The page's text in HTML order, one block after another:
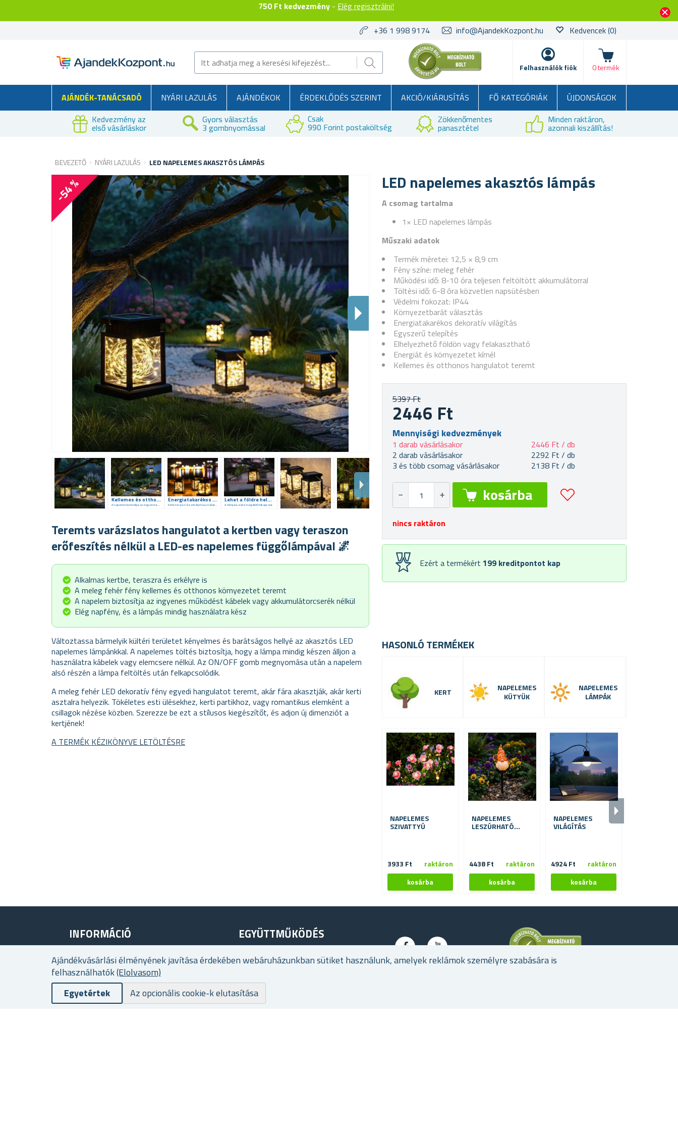
750 Ft kedvezmény - Elég regisztrálni!
Ajándékvásárlási élményének javítása érdekében webáruházunkban sütiket használunk, amelyek reklámok személyre szabására is
felhasználhatók(Elolvasom)
Egyetértek
Az opcionális cookie-k elutasítása
+36 1 998 9174 info@AjandekKozpont.hu Kedvencek(0)
Felhasználók fiók
kosár
0 termék
AJÁNDÉK-TANÁCSADÓ NYÁRI LAZULÁS AJÁNDÉKOK ÉRDEKLŐDÉS SZERINT AKCIÓ/KIÁRUSÍTÁS FŐ KATEGÓRIÁK
ÚJDONSÁGOK
Kedvezmény az
első vásárláskor
Gyors választás
3 gombnyomással
Csak
990 Forint postaköltség
Zökkenőmentes
panasztétel
Minden raktáron,
azonnali kiszállítás!
BEVEZETŐ NYÁRI LAZULÁS LED NAPELEMES AKASZTÓS LÁMPÁS
LED napelemes akasztós lámpás
-54 %
Kellemes és otthonos környezet
A napelem biztosítja az ingyenes működést
Energiatakarékos dekoratív világítás
Kerti, teraszi és erkélyi használatra is alkalmas.
Lehet a földre helyezni vagy felakasztani
A lámpás este magától felkapcsol.
A csomag tartalma
1× LED napelemes lámpás
Műszaki adatok
Termék méretei: 12,5 × 8,9 cm
Fény színe: meleg fehér
Működési idő: 8-10 óra teljesen feltöltött akkumulátorral
Töltési idő: 6-8 óra közvetlen napsütésben
Védelmi fokozat: IP44
Környezetbarát választás
Energiatakarékos dekoratív világítás
Egyszerű telepítés
Elhelyezhető földön vagy felakasztható
Energiát és környezetet kímél
Kellemes és otthonos hangulatot teremt
5397 Ft
2446 Ft
Mennyiségi kedvezmények
1 darab vásárlásakor
2446 Ft / db
2 darab vásárlásakor
2292 Ft / db
3 és több csomag vásárlásakor
2138 Ft / db
nincs raktáron
Ezért a termékért 199 kreditpontot kap
Teremts varázslatos hangulatot a kertben vagy teraszon
erőfeszítés nélkül a LED-es napelemes függőlámpával 🌌
Alkalmas kertbe, teraszra és erkélyre is
A meleg fehér fény kellemes és otthonos környezetet teremt
A napelem biztosítja az ingyenes működést kábelek vagy akkumulátorcserék nélkül
Elég napfény, és a lámpás mindig használatra kész
Változtassa bármelyik kültéri területet kényelmes és barátságos hellyé az akasztós LED
napelemes lámpánkkal. A napelemes töltés biztosítja, hogy a lámpa mindig készen álljon a
használatra kábelek vagy elemcsere nélkül. Az ON/OFF gomb megnyomása után a napelem
alsó részén a lámpa feltöltés után felkapcsolódik.
A meleg fehér LED dekoratív fény egyedi hangulatot teremt, akár fára akasztják, akár kerti
asztalra helyezik. Tökéletes esti ülésekhez, kerti partikhoz, vagy romantikus elemként a
csillagok nézése közben. Szerezze be ezt a stílusos kiegészítőt, és adjon új dimenziót a
kertjének!
A TERMÉK KÉZIKÖNYVE LETÖLTÉSRE
HASONLÓ TERMÉKEK
KERT
NAPELEMES
KÜTYÜK
NAPELEMES
LÁMPÁK
NAPELEMES
SZIVATTYÚ
3933 Ft raktáron
NAPELEMES
LESZÚRHATÓ
4438 Ft raktáron
NAPELEMES
VILÁGÍTÁS
4924 Ft raktáron
INFORMÁCIÓ
Sitemap
Reklamáció/termékvisszaküldés
Termékértékelés
Rólunk
EGYÜTTMŰKÖDÉS
Álláslehetőségek